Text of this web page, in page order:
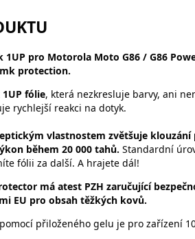
1UP pro Motorola Moto G86 / G86
protection.
fólie, která nezkresluje barvy, ani
rychlejší reakci na dotyk.
vlastnostem zvětšuje
během 20 000 tahů. Standardní
fólii za další. A hrajete dál!
má atest PZH zaručující
EU pro obsah těžkých kovů.
přiloženého gelu je pro zařízení